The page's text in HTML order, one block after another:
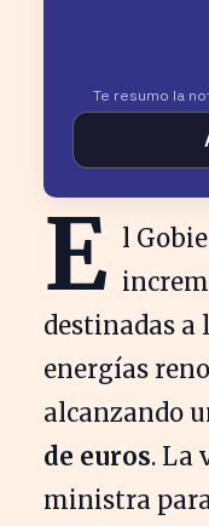
Te resumo la
E l
destinadas a
energías
alcanzando
de euros. La
ministra